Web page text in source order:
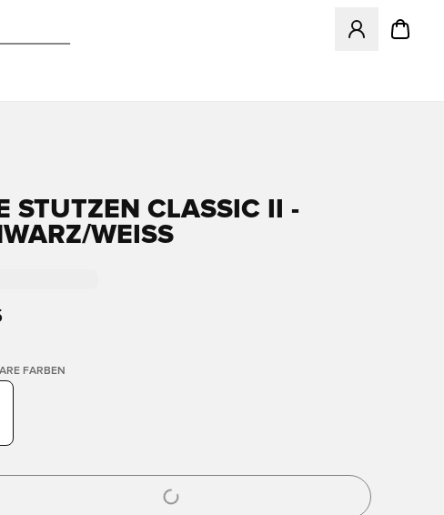
Öffnet ein
STUTZEN CLASSIC II -
WEISS
FARBEN
Fenster zum Anmelden oder Registrieren als Mitglied